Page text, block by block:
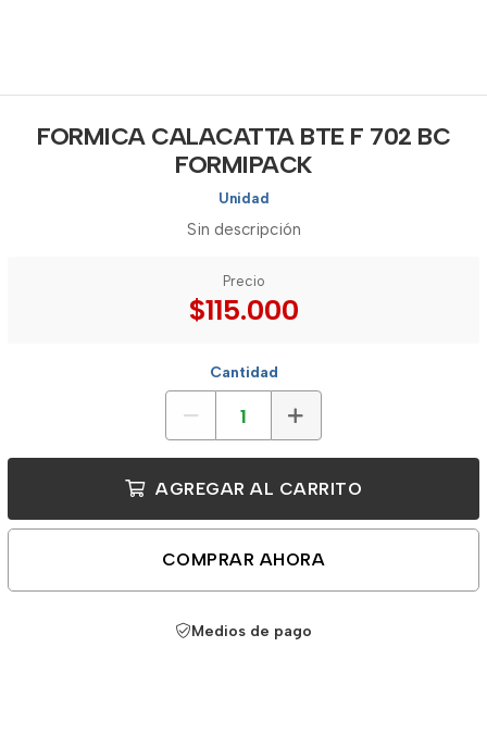
FORMICA CALACATTA BTE F 702 BC
FORMIPACK
Unidad
Sin descripción
Precio
$115.000
Cantidad
AGREGAR AL CARRITO
COMPRAR AHORA
Medios de pago